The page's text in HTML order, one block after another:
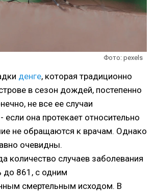
Фото: pexels
денге, которая традиционно
в сезон дождей, постепенно
не все ее случаи
если она протекает относительно
не обращаются к врачам. Однако
очевидны.
количество случаев заболевания
до 861, с одним
смертельным исходом. В